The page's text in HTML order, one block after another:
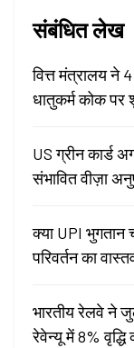
संबंधित लेख
वित्त मंत्रालय ने
धातुकर्म कोक पर
US ग्रीन कार्ड
संभावित वीज़ा
क्या UPI भुगतान
परिवर्तन का
भारतीय रेलवे ने
रेवेन्यू में 8% वृद्धि